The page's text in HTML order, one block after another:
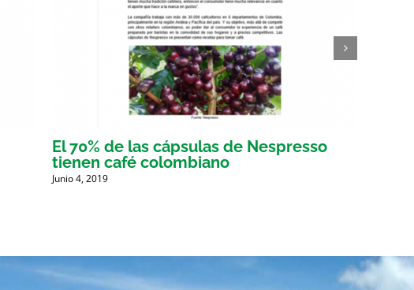
El 70% de las cápsulas de Nespresso
tienen café colombiano
Junio 4, 2019